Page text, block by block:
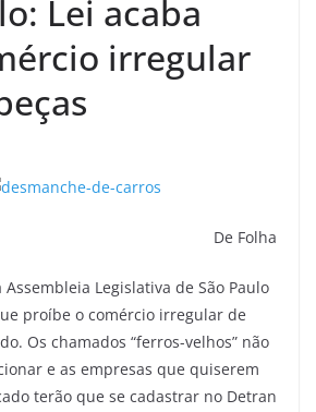
Lei acaba
irregular
De Folha
Assembleia Legislativa de São Paulo
proíbe o comércio irregular de
Os chamados “ferros-velhos” não
e as empresas que quiserem
terão que se cadastrar no Detran